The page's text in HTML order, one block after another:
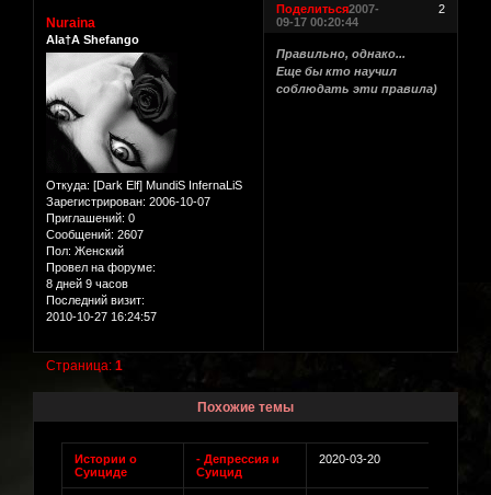
Поделиться 2
2007-
09-17 00:20:44
Nuraina
Ala†A Shefango
Откуда: [Dark Elf] MundiS InfernaLiS
Зарегистрирован: 2006-10-07
Приглашений: 0
Сообщений: 2607
Пол: Женский
Провел на форуме:
8 дней 9 часов
Последний визит:
2010-10-27 16:24:57
Правильно, однако...
Еще бы кто научил
соблюдать эти правила)
Страница:1
Похожие темы
Истории о
Суициде
- Депрессия и
Суицид
2020-03-20